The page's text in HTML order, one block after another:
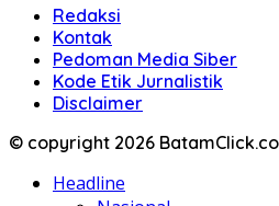
Redaksi
Kontak
Pedoman Media Siber
Kode Etik Jurnalistik
Disclaimer
© copyright 2026
Headline